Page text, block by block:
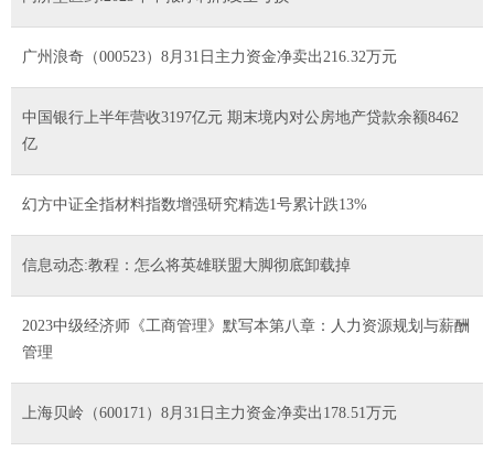
广州浪奇（000523）8月31日主力资金净卖出216.32万元
中国银行上半年营收3197亿元 期末境内对公房地产贷款余额8462
亿
幻方中证全指材料指数增强研究精选1号累计跌13%
信息动态:教程：怎么将英雄联盟大脚彻底卸载掉
2023中级经济师《工商管理》默写本第八章：人力资源规划与薪酬
管理
上海贝岭（600171）8月31日主力资金净卖出178.51万元